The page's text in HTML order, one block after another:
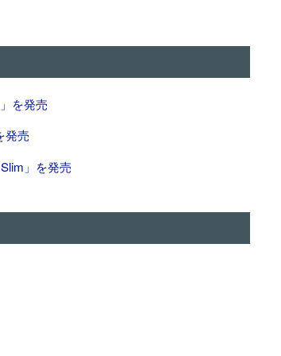
を発売
発売
」を発売